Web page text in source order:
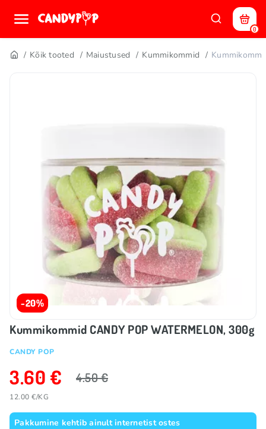
0
Kõik tooted Maiustused Kummikommid
-20%
Kummikommid CANDY POP WATERMELON, 300g
CANDY POP
3.60 € 4.50 €
12.00 €/KG
Pakkumine kehtib ainult internetist ostes